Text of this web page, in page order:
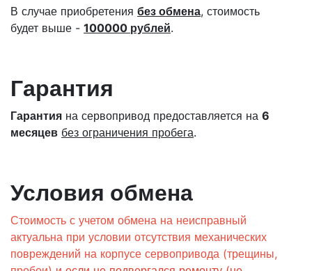
В случае приобретения без обмена, стоимость
будет выше - 100000 рублей.
Гарантия
Гарантия на сервопривод предоставляется на 6
месяцев без ограничения пробега.
Условия обмена
Стоимость с учетом обмена на неисправный
актуальна при условии отсутствия механических
повреждений на корпусе сервопривода (трещины,